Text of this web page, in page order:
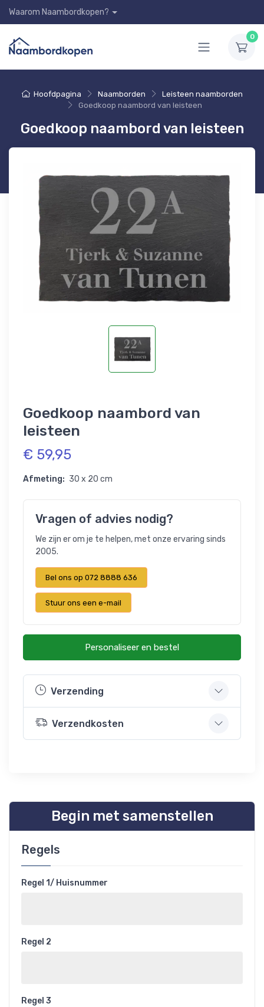
Waarom Naambordkopen?
0
Hoofdpagina Naamborden
Leisteen naamborden
Goedkoop naambord van leisteen
Goedkoop naambord van leisteen
Goedkoop naambord van
leisteen
€ 59,95
Afmeting: 30 x 20 cm
Vragen of advies nodig?
We zijn er om je te helpen, met onze ervaring sinds
2005.
Bel ons op 072 8888 636
Stuur ons een e-mail
Personaliseer en bestel
Verzending
Verzendkosten
Begin met samenstellen
Regels
Regel 1/ Huisnummer
Regel 2
Regel 3